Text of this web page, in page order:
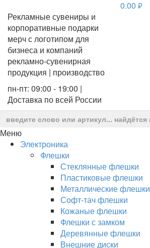
Рекламные сувениры и
корпоративные подарки
мерч с логотипом для
бизнеса и компаний
рекламно-сувенирная
продукция | производство
пн-пт: 09:00 - 19:00 |
Доставка по всей России
0.00 руб.
Меню
Электроника
Флешки
Стеклянные флешки
Пластиковые флешки
Металлические флешки
Софт-тач флешки
Кожаные флешки
Флешки с замком
Деревянные флешки
Внешние диски